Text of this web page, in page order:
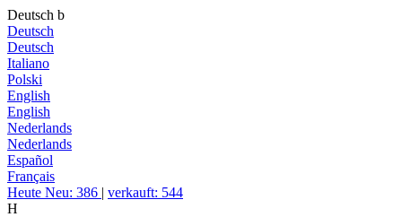
Deutsch b
Deutsch
Deutsch
Italiano
Polski
English
English
Nederlands
Nederlands
Español
Français
Heute Neu: 386 | verkauft: 544
H